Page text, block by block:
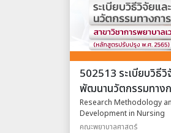
502513 ระเบียบวิธีวิ
พัฒนานวัตกรรมทาง
Research Methodology
Development in Nursing
คณะพยาบาลศาสตร์